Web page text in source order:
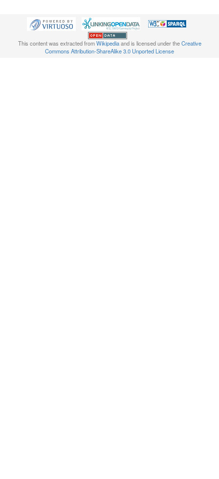
This content was extracted fromWikipediaand is licensed under theCreative
Commons Attribution-ShareAlike 3.0 Unported License